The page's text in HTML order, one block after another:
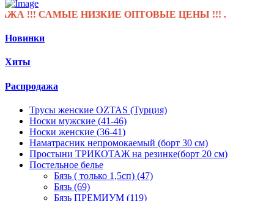
!!! САМЫЕ НИЗКИЕ ОПТОВЫЕ ЦЕНЫ !!! .
Новинки
Хиты
Распродажа
Трусы женские OZTAS (Турция)
Носки мужские (41-46)
Носки женские (36-41)
Наматрасник непромокаемый (борт 30 см)
Простыни ТРИКОТАЖ на резинке(борт 20 см)
Постельное белье
Бязь ( только 1,5сп) (47)
Бязь (69)
Бязь ПРЕМИУМ (119)